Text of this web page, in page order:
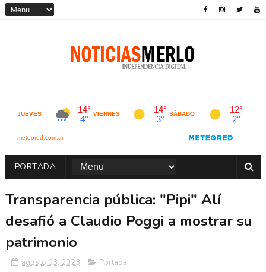
PORTADA
Transparencia pública: "Pipi" Alí
desafió a Claudio Poggi a mostrar su
patrimonio
agosto 03, 2023 Portada